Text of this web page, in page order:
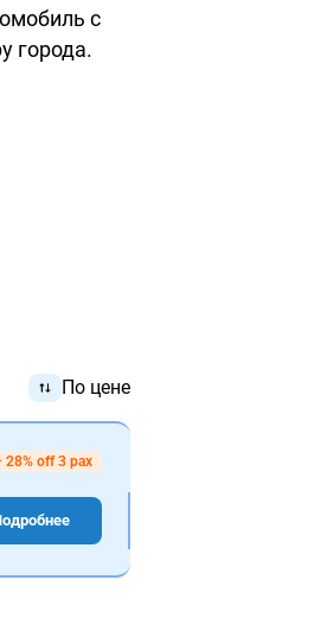
с
города.
По цене
28% off 3 pax